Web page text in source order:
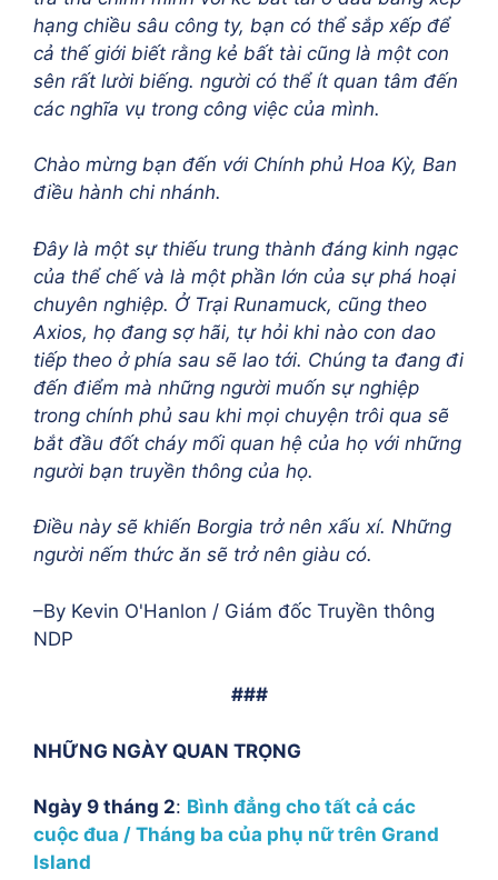
hạng chiều sâu công ty, bạn có thể sắp xếp để
cả thế giới biết rằng kẻ bất tài cũng là một con
sên rất lười biếng. người có thể ít quan tâm đến
các nghĩa vụ trong công việc của mình.
Chào mừng bạn đến với Chính phủ Hoa Kỳ, Ban
điều hành chi nhánh.
Đây là một sự thiếu trung thành đáng kinh ngạc
của thể chế và là một phần lớn của sự phá hoại
chuyên nghiệp. Ở Trại Runamuck, cũng theo
Axios, họ đang sợ hãi, tự hỏi khi nào con dao
tiếp theo ở phía sau sẽ lao tới. Chúng ta đang đi
đến điểm mà những người muốn sự nghiệp
trong chính phủ sau khi mọi chuyện trôi qua sẽ
bắt đầu đốt cháy mối quan hệ của họ với những
người bạn truyền thông của họ.
Điều này sẽ khiến Borgia trở nên xấu xí. Những
người nếm thức ăn sẽ trở nên giàu có.
–By Kevin O'Hanlon / Giám đốc Truyền thông
NDP
###
NHỮNG NGÀY QUAN TRỌNG
Ngày 9 tháng 2: Bình đẳng cho tất cả các
cuộc đua / Tháng ba của phụ nữ trên Grand
Island